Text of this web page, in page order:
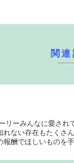
関
リーみんなに愛さ
れない存在もたくさ
報酬でほしいものを